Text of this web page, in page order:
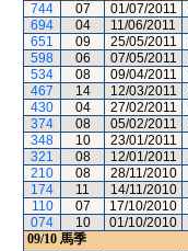
744
07 01/07/2011
694
04 11/06/2011
651
09 25/05/2011
598
06 07/05/2011
534
08 09/04/2011
467
14 12/03/2011
430
04 27/02/2011
374
08 05/02/2011
348
10 23/01/2011
321
08 12/01/2011
210
08 28/11/2010
174
11 14/11/2010
110
07 17/10/2010
074
10 01/10/2010
09/10 馬季